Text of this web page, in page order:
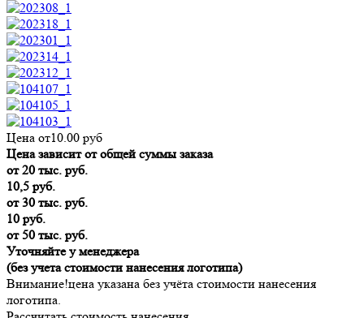
Цена от10.00 руб
Цена зависит от общей суммы заказа
от 20 тыс. руб.
10,5 руб.
от 30 тыс. руб.
10 руб.
от 50 тыс. руб.
Уточняйте у менеджера
(без учета стоимости нанесения логотипа)
Внимание!цена указана без учёта стоимости нанесения
логотипа.